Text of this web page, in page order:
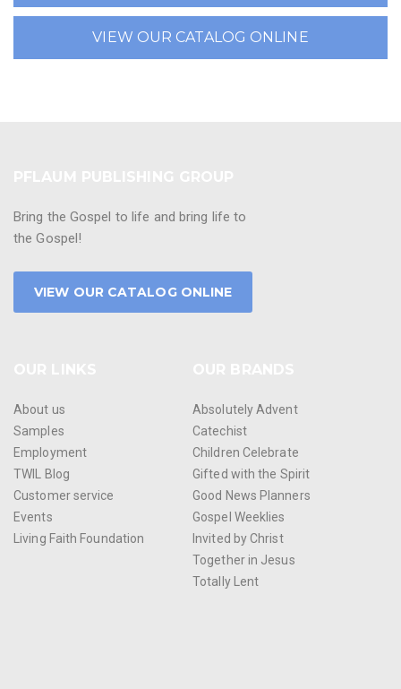
VIEW OUR CATALOG ONLINE
Bring the Gospel to life and bring life to
the Gospel!
VIEW OUR CATALOG ONLINE
About us
Samples
Employment
TWIL Blog
Customer service
Events
Living Faith Foundation
Absolutely Advent
Catechist
Children Celebrate
Gifted with the Spirit
Good News Planners
Gospel Weeklies
Invited by Christ
Together in Jesus
Totally Lent